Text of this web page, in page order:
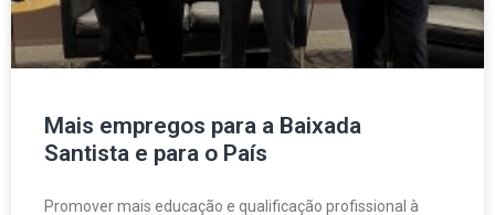
Mais empregos para a Baixada
Santista e para o País
Promover mais educação e qualificação profissional à